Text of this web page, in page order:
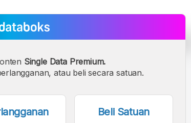
Single Data Premium.
atau beli secara satuan.
Beli Satuan